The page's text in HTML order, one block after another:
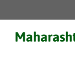
to
content